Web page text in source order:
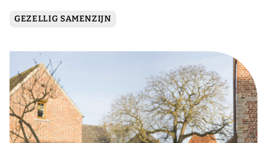
GEZELLIG SAMENZIJN